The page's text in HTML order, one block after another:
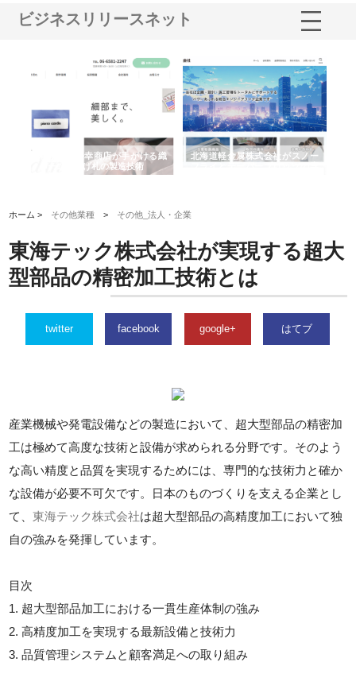
ビジネスリリースネット
有限会社松幸商店が手がける織
ネームと下げ札の製造技術
北海道軽金属株式会社がスノー
ホーム > その他業種 > その他_法人・企業
東海テック株式会社が実現する超大
型部品の精密加工技術とは
twitter facebook google+ はてブ
産業機械や発電設備などの製造において、超大型部品の精密加
工は極めて高度な技術と設備が求められる分野です。そのよう
な高い精度と品質を実現するためには、専門的な技術力と確か
な設備が必要不可欠です。日本のものづくりを支える企業とし
て、東海テック株式会社は超大型部品の高精度加工において独
自の強みを発揮しています。
目次
1. 超大型部品加工における一貫生産体制の強み
2. 高精度加工を実現する最新設備と技術力
3. 品質管理システムと顧客満足への取り組み